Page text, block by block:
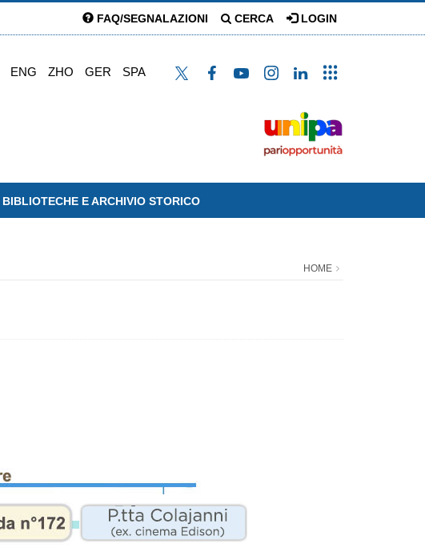
FAQ/SEGNALAZIONI CERCA LOGIN
ENG ZHO GER SPA
BIBLIOTECHE E ARCHIVIO STORICO
HOME